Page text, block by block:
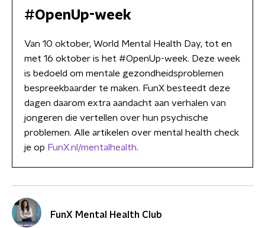
#OpenUp-week
Van 10 oktober, World Mental Health Day, tot en
met 16 oktober is het #OpenUp-week. Deze week
is bedoeld om mentale gezondheidsproblemen
bespreekbaarder te maken. FunX besteedt deze
dagen daarom extra aandacht aan verhalen van
jongeren die vertellen over hun psychische
problemen. Alle artikelen over mental health check
je op FunX.nl/mentalhealth.
FunX Mental Health Club